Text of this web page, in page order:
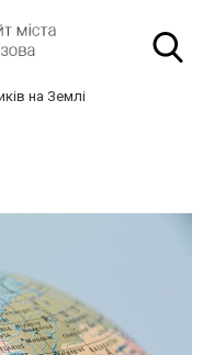
на Землі